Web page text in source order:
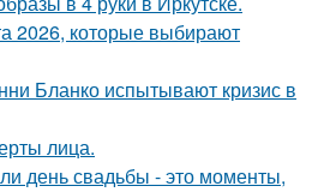
2026, которые выбирают
Бланко испытывают кризис в
лица.
день свадьбы - это моменты,